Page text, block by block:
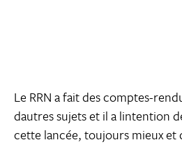
Le RRN a fait des comptes-
dautres sujets et il a lintention
cette lancée, toujours mieux et